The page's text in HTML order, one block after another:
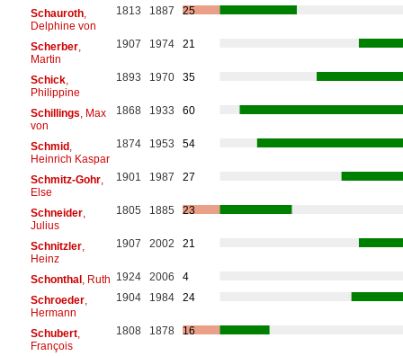
Schauroth,
Delphine von
1813 1887 25
Scherber,
Martin
1907 1974 21
Schick,
Philippine
1893 1970 35
Schillings , Max
von
1868 1933 60
Schmid,
Heinrich Kaspar
1874 1953 54
Schmitz-Gohr,
Else
1901 1987 27
Schneider,
Julius
1805 1885 23
Schnitzler,
Heinz
1907 2002 21
Schonthal, Ruth 1924 2006
4
Schroeder,
Hermann
1904 1984 24
Schubert,
François
1808 1878 16